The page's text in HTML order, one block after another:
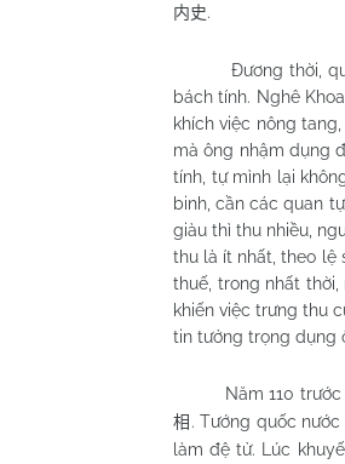
内史.
Đương thời,
bách tính. Nghê
khích việc nông
mà ông nhậm dụng
tính, tự mình lại
binh, cần các quan
giàu thì thu nhiều,
thu là ít nhất, theo lệ
thuế, trong nhất
khiến việc trưng thu
tin tưởng trọng dụng
Năm 110
相 . Tướng quốc nước
làm đệ tử. Lúc